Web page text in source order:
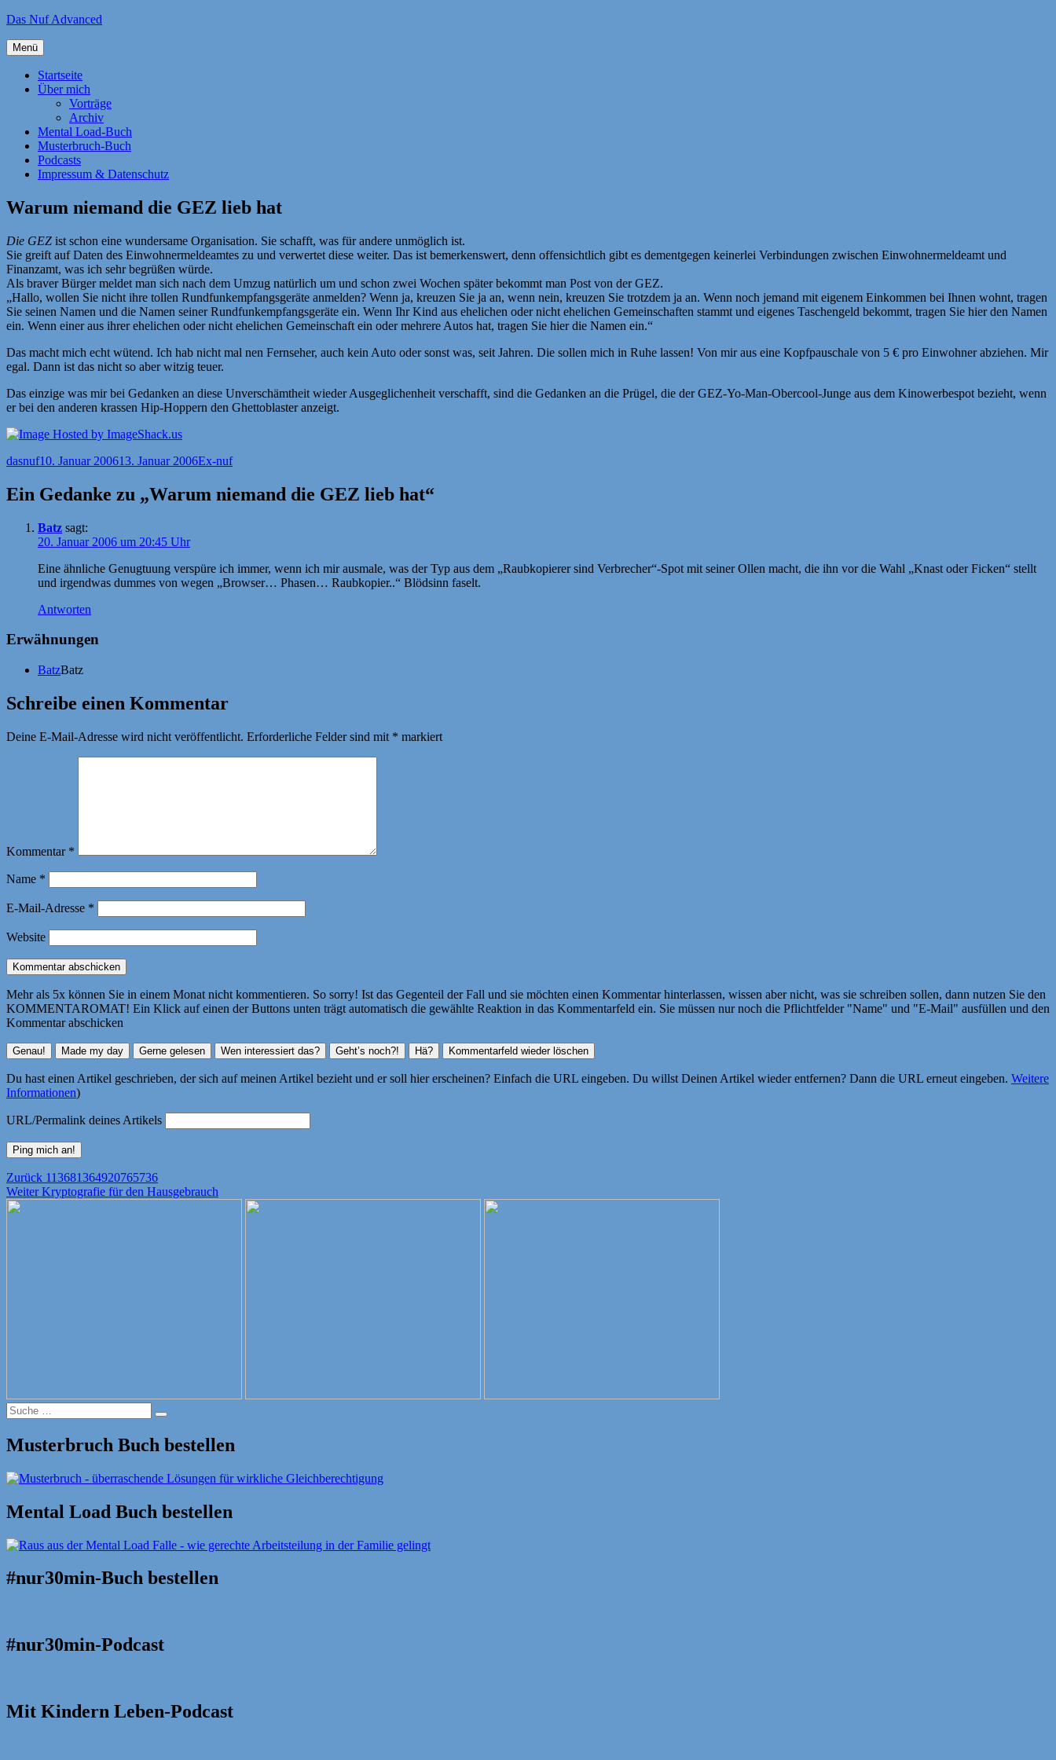
Zum
springen
Das Nuf Advanced
Menü
Startseite
Über mich
Vorträge
Archiv
Mental Load-Buch
Musterbruch-Buch
Podcasts
Impressum & Datenschutz
Warum niemand die GEZ lieb hat
Die GEZ ist schon eine wundersame Organisation. Sie schafft, was für andere unmöglich ist.
Sie greift auf Daten des Einwohnermeldeamtes zu und verwertet diese weiter. Das ist bemerkenswert, denn offensichtlich gibt es dementgegen keinerlei Verbindungen zwischen Einwohnermeldeamt und
Finanzamt, was ich sehr begrüßen würde.
Als braver Bürger meldet man sich nach dem Umzug natürlich um und schon zwei Wochen später bekommt man Post von der GEZ.
„Hallo, wollen Sie nicht ihre tollen Rundfunkempfangsgeräte anmelden? Wenn ja, kreuzen Sie ja an, wenn nein, kreuzen Sie trotzdem ja an. Wenn noch jemand mit eigenem Einkommen bei Ihnen wohnt, tragen
Sie seinen Namen und die Namen seiner Rundfunkempfangsgeräte ein. Wenn Ihr Kind aus ehelichen oder nicht ehelichen Gemeinschaften stammt und eigenes Taschengeld bekommt, tragen Sie hier den Namen
ein. Wenn einer aus ihrer ehelichen oder nicht ehelichen Gemeinschaft ein oder mehrere Autos hat, tragen Sie hier die Namen ein.“
Das macht mich echt wütend. Ich hab nicht mal nen Fernseher, auch kein Auto oder sonst was, seit Jahren. Die sollen mich in Ruhe lassen! Von mir aus eine Kopfpauschale von 5 € pro Einwohner abziehen. Mir
egal. Dann ist das nicht so aber witzig teuer.
Das einzige was mir bei Gedanken an diese Unverschämtheit wieder Ausgeglichenheit verschafft, sind die Gedanken an die Prügel, die der GEZ-Yo-Man-Obercool-Junge aus dem Kinowerbespot bezieht, wenn
er bei den anderen krassen Hip-Hoppern den Ghettoblaster anzeigt.
Autor
dasnufVeröffentlicht
10. Januar 200613. Januar 2006Kategorien
Ex-nuf
Ein Gedanke zu „Warum niemand die GEZ lieb hat“
Batz sagt:
20. Januar 2006 um 20:45 Uhr
Eine ähnliche Genugtuung verspüre ich immer, wenn ich mir ausmale, was der Typ aus dem „Raubkopierer sind Verbrecher“-Spot mit seiner Ollen macht, die ihn vor die Wahl „Knast oder Ficken“ stellt
und irgendwas dummes von wegen „Browser… Phasen… Raubkopier..“ Blödsinn faselt.
Antworten
Erwähnungen
BatzBatz
Schreibe einen Kommentar
Deine E-Mail-Adresse wird nicht veröffentlicht. Erforderliche Felder sind mit * markiert
Kommentar *
Name *
E-Mail-Adresse *
Website
Mehr als 5x können Sie in einem Monat nicht kommentieren. So sorry! Ist das Gegenteil der Fall und sie möchten einen Kommentar hinterlassen, wissen aber nicht, was sie schreiben sollen, dann nutzen Sie den
KOMMENTAROMAT! Ein Klick auf einen der Buttons unten trägt automatisch die gewählte Reaktion in das Kommentarfeld ein. Sie müssen nur noch die Pflichtfelder "Name" und "E-Mail" ausfüllen und den
Kommentar abschicken
Du hast einen Artikel geschrieben, der sich auf meinen Artikel bezieht und er soll hier erscheinen? Einfach die URL eingeben. Du willst Deinen Artikel wieder entfernen? Dann die URL erneut eingeben. Weitere
Informationen)
URL/Permalink deines Artikels
Beitragsnavigation
Zurück Vorheriger
Beitrag:
113681364920765736
Weiter Nächster
Kryptografie für den Hausgebrauch
Suche
nach:
Suche
Musterbruch Buch bestellen
Mental Load Buch bestellen
#nur30min-Buch bestellen
#nur30min-Podcast
Mit Kindern Leben-Podcast